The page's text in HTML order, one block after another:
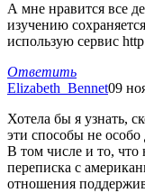
А мне нравится все
изучению
использую сервис
Ответить
Elizabeth_Bennet09
Хотела бы я узнать,
эти способы не особо
В том числе и то, что
переписка с
отношения